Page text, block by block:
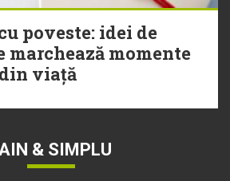
poveste: idei de
marchează momente
viață
& SIMPLU